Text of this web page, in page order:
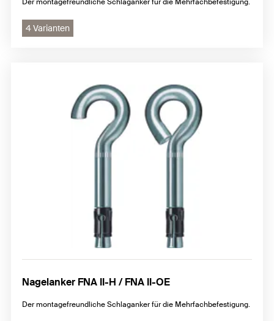
4 Varianten
Nagelanker FNA II-H / FNA II-OE
Der montagefreundliche Schlaganker für die Mehrfachbefestigung.